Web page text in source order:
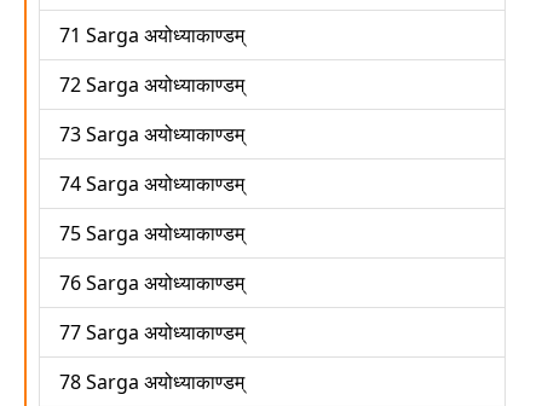
71 Sarga अयोध्याकाण्डम्
72 Sarga अयोध्याकाण्डम्
73 Sarga अयोध्याकाण्डम्
74 Sarga अयोध्याकाण्डम्
75 Sarga अयोध्याकाण्डम्
76 Sarga अयोध्याकाण्डम्
77 Sarga अयोध्याकाण्डम्
78 Sarga अयोध्याकाण्डम्